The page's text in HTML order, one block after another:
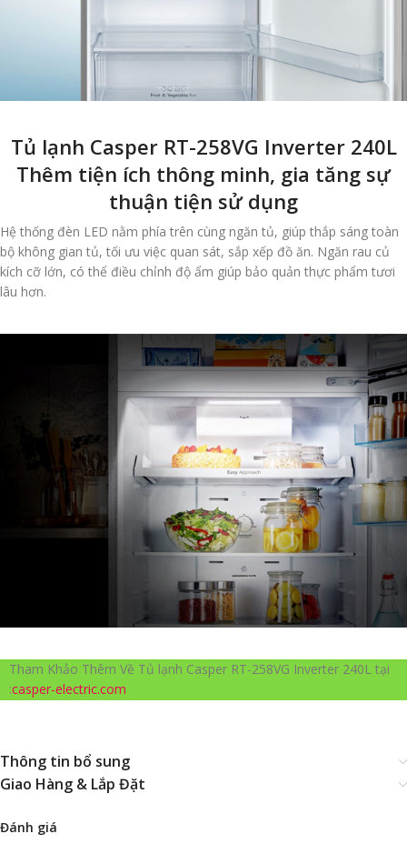
Tủ lạnh Casper RT-258VG Inverter 240L
Thêm tiện ích thông minh, gia tăng sự
thuận tiện sử dụng
Hệ thống đèn LED nằm phía trên cùng ngăn tủ, giúp thắp sáng toàn
bộ không gian tủ, tối ưu việc quan sát, sắp xếp đồ ăn. Ngăn rau củ
kích cỡ lớn, có thể điều chỉnh độ ẩm giúp bảo quản thực phẩm tươi
lâu hơn.
Tham Khảo Thêm Về Tủ lạnh Casper RT-258VG Inverter 240L tại
:casper-electric.com
Thông tin bổ sung
Giao Hàng & Lắp Đặt
Đánh giá